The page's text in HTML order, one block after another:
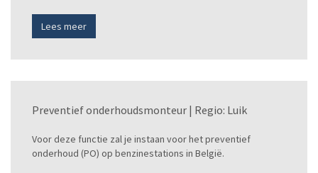
Lees meer
Preventief onderhoudsmonteur | Regio: Luik
Voor deze functie zal je instaan voor het preventief
onderhoud (PO) op benzinestations in België.